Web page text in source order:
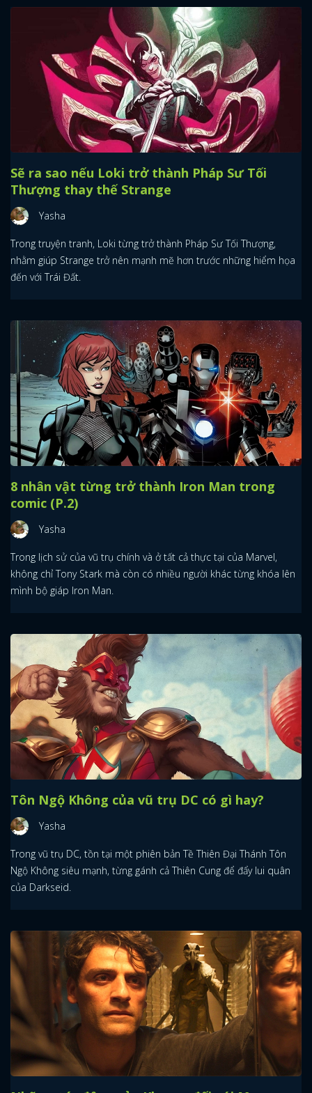
Sẽ ra sao nếu Loki trở thành Pháp Sư Tối
Thượng thay thế Strange
Yasha
Trong truyện tranh, Loki từng trở thành Pháp Sư Tối Thượng,
nhằm giúp Strange trở nên mạnh mẽ hơn trước những hiểm họa
đến với Trái Đất.
8 nhân vật từng trở thành Iron Man trong
comic (P.2)
Yasha
Trong lịch sử của vũ trụ chính và ở tất cả thực tại của Marvel,
không chỉ Tony Stark mà còn có nhiều người khác từng khóa lên
mình bộ giáp Iron Man.
Tôn Ngộ Không của vũ trụ DC có gì hay?
Yasha
Trong vũ trụ DC, tồn tại một phiên bản Tề Thiên Đại Thánh Tôn
Ngộ Không siêu mạnh, từng gánh cả Thiên Cung để đẩy lui quân
của Darkseid.